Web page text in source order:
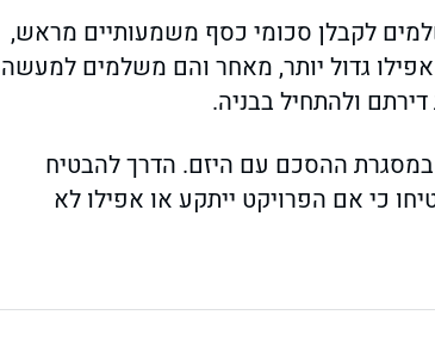
לקבלן סכומי כסף משמעותיים מראש,
אפילו גדול יותר, מאחר והם משלמים למעשה
ולהתחיל בבניה.
במסגרת ההסכם עם היזם. הדרך להבטיח
כי אם הפרויקט ייתקע או אפילו לא